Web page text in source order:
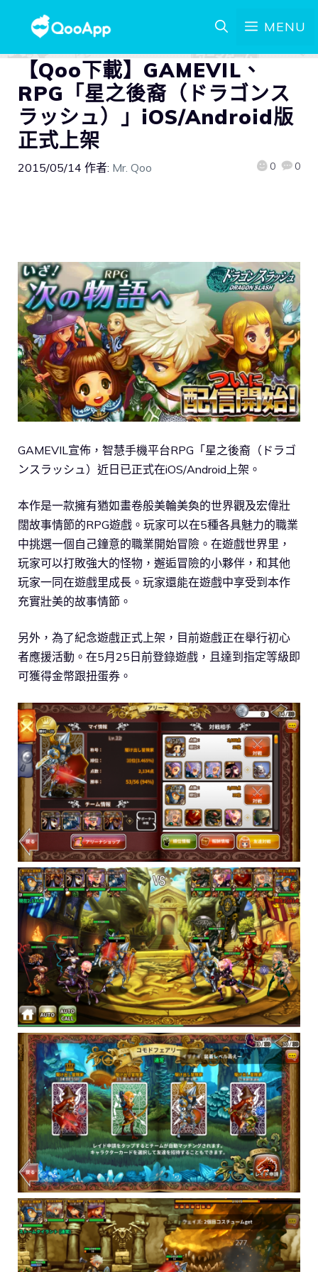
MENU
【Qoo下載】GAMEVIL、
RPG「星之後裔（ドラゴンス
ラッシュ）」iOS/Android版
正式上架
2015/05/14 作者: Mr. Qoo 0 0
GAMEVIL宣佈，智慧手機平台RPG「星之後裔（ドラゴ
ンスラッシュ）近日已正式在iOS/Android上架。
本作是一款擁有猶如畫卷般美輪美奐的世界觀及宏偉壯
闊故事情節的RPG遊戲。玩家可以在5種各具魅力的職業
中挑選一個自己鐘意的職業開始冒險。在遊戲世界里，
玩家可以打敗強大的怪物，邂逅冒險的小夥伴，和其他
玩家一同在遊戲里成長。玩家還能在遊戲中享受到本作
充實壯美的故事情節。
另外，為了紀念遊戲正式上架，目前遊戲正在舉行初心
者應援活動。在5月25日前登錄遊戲，且達到指定等級即
可獲得金幣跟扭蛋券。